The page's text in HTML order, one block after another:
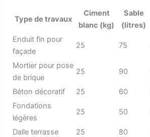
Type de travaux
Ciment
blanc (kg)
Sable
(litres)
Enduit fin pour
façade
25 75
Mortier pour pose
de brique
25 90
Béton décoratif 25 60
Fondations
légères
25 50
Dalle terrasse 25 80